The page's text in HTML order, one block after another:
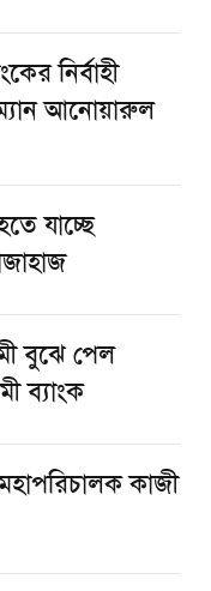
নির্বাহী
আনোয়ারুল
যাচ্ছে
বুঝে পেল
ব্যাংক
কাজী